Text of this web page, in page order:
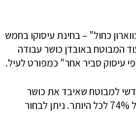
כחול" – בחינת עיסוקו בחמש
המבוטח באובדן כושר עבודה
עיסוק סביר אחר" כמפורט לעיל.
למבוטח שאיבד את כושר
עבודתו באופן חלקי בשיעור העולה על 25% לפחות, ועד לשיעור של 74% לכל היותר. ניתן לבחור